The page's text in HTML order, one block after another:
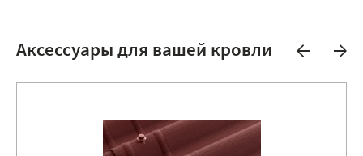
Аксессуары для вашей кровли